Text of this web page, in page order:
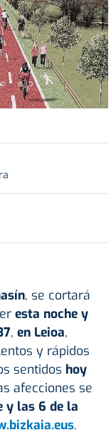
, se cortará
esta noche y
, en Leioa,
y rápidos
sentidos hoy
afecciones se
y las 6 de la
.